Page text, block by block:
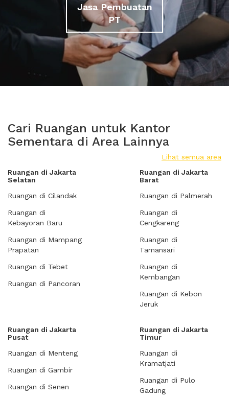
Jasa Pembuatan
PT
Cari Ruangan untuk Kantor
Sementara di Area Lainnya
Lihat semua area
Ruangan di Jakarta
Selatan
Ruangan di Cilandak
Ruangan di
Kebayoran Baru
Ruangan di Mampang
Prapatan
Ruangan di Tebet
Ruangan di Pancoran
Ruangan di Jakarta
Barat
Ruangan di Palmerah
Ruangan di
Cengkareng
Ruangan di
Tamansari
Ruangan di
Kembangan
Ruangan di Kebon
Jeruk
Ruangan di Jakarta
Pusat
Ruangan di Menteng
Ruangan di Gambir
Ruangan di Senen
Ruangan di Jakarta
Timur
Ruangan di
Kramatjati
Ruangan di Pulo
Gadung